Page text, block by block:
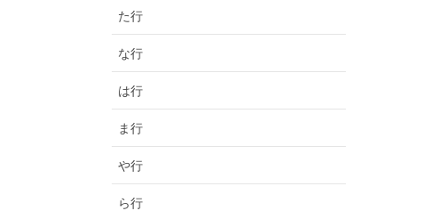
た行
な行
は行
ま行
や行
ら行